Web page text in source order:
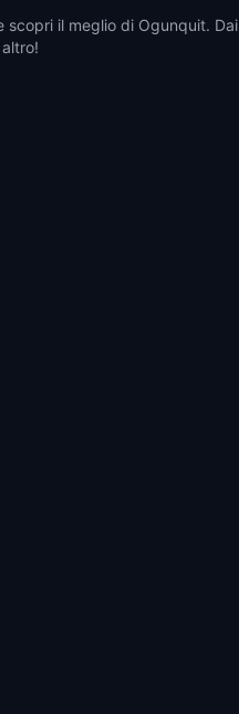
scopri il meglio di Ogunquit. Dai